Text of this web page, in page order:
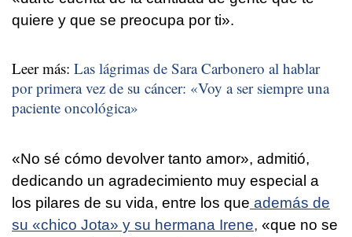
quiere y que se preocupa por ti».
Leer más: Las lágrimas de Sara Carbonero al hablar
por primera vez de su cáncer: «Voy a ser siempre una
paciente oncológica»
«No sé cómo devolver tanto amor», admitió,
dedicando un agradecimiento muy especial a
los pilares de su vida, entre los que además de
su «chico Jota» y su hermana Irene, «que no se